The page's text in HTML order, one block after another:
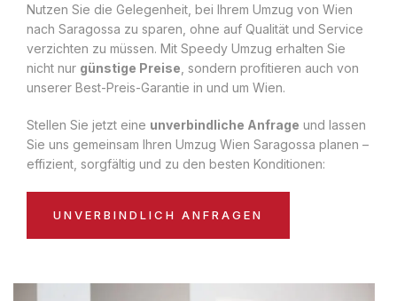
Nutzen Sie die Gelegenheit, bei Ihrem Umzug von Wien
nach Saragossa zu sparen, ohne auf Qualität und Service
verzichten zu müssen. Mit Speedy Umzug erhalten Sie
nicht nur günstige Preise , sondern profitieren auch von
unserer Best-Preis-Garantie in und um Wien.
Stellen Sie jetzt eine unverbindliche Anfrage und lassen
Sie uns gemeinsam Ihren Umzug Wien Saragossa planen –
effizient, sorgfältig und zu den besten Konditionen:
UNVERBINDLICH ANFRAGEN